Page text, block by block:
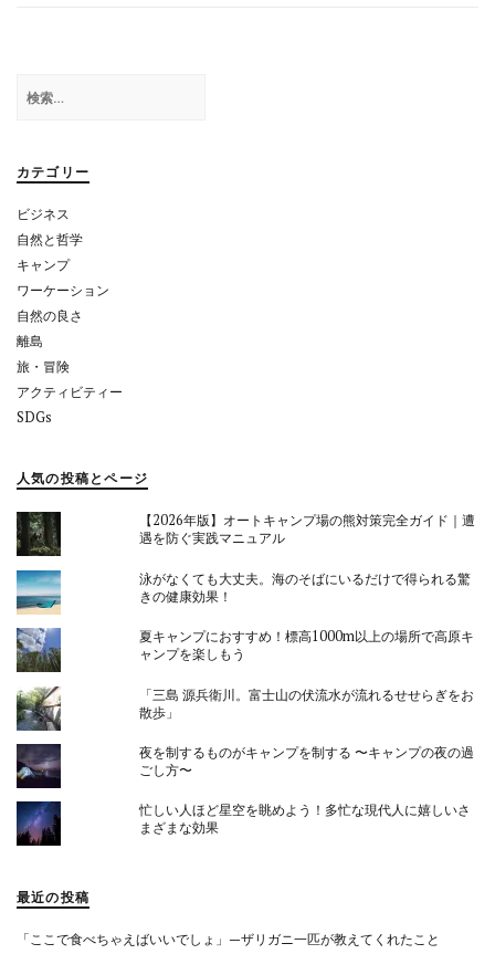
ー
ョ
ン
索:
カテゴリー
ビジネス
自然と哲学
キャンプ
ワーケーション
自然の良さ
離島
旅・冒険
アクティビティー
SDGs
人気の投稿とページ
【2026年版】オートキャンプ場の熊対策完全ガイド｜遭
遇を防ぐ実践マニュアル
泳がなくても大丈夫。海のそばにいるだけで得られる驚
きの健康効果！
夏キャンプにおすすめ！標高1000m以上の場所で高原キ
ャンプを楽しもう
「三島 源兵衛川。富士山の伏流水が流れるせせらぎをお
散歩」
夜を制するものがキャンプを制する 〜キャンプの夜の過
ごし方〜
忙しい人ほど星空を眺めよう！多忙な現代人に嬉しいさ
まざまな効果
最近の投稿
「ここで食べちゃえばいいでしょ」—ザリガニ一匹が教えてくれたこと